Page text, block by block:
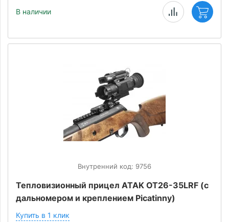
В наличии
Внутренний код: 9756
Тепловизионный прицел ATAK OT26-35LRF (с
дальномером и креплением Picatinny)
Купить в 1 клик